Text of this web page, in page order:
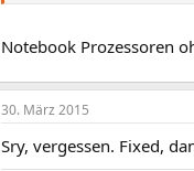
Notebook Prozessoren
30. März 2015
Sry, vergessen. Fixed,